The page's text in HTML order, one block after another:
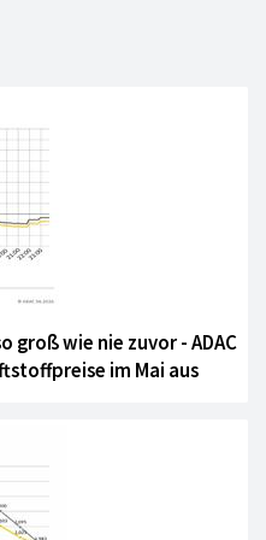
groß wie nie zuvor - ADAC
im Mai aus